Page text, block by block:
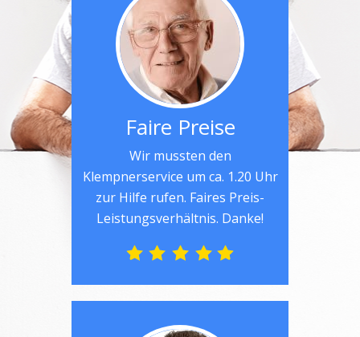
Faire Preise
Wir mussten den
Klempnerservice um ca. 1.20 Uhr
zur Hilfe rufen. Faires Preis-
Leistungsverhältnis. Danke!